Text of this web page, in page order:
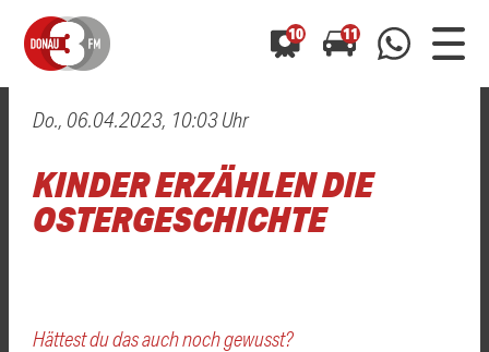
10 11
0800 0 490 400
01520 242 3333
Hast du auch einen Blitzer oder eine Verkehrsbehinderung
gesehen? Ganz einfach melden - kostenlos unter
Hast du auch einen Blitzer oder eine Verkehrsbehinderung
gesehen? Ganz einfach melden - kostenlos unter
Do., 06.04.2023, 10:03 Uhr
KINDER ERZÄHLEN DIE
OSTERGESCHICHTE
Hättest du das auch noch gewusst?